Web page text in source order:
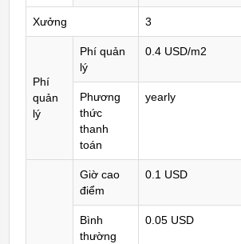
Xưởng 3
Phí
quản
lý
Phí quản
lý
0.4 USD/m2
Phương
thức
thanh
toán
yearly
Giờ cao
điểm
0.1 USD
Bình
thường
0.05 USD